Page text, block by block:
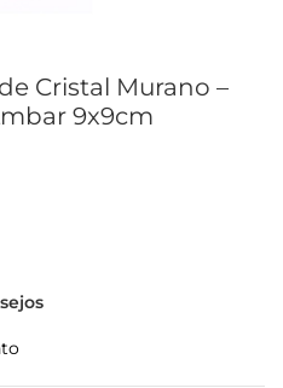
Cristal Murano –
9x9cm